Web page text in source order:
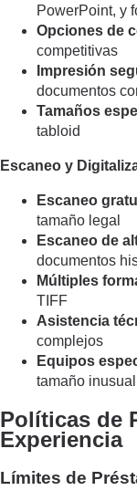
PowerPoint, y
Opciones de
competitivas
Impresión
documentos
Tamaños
tabloid
Escaneo y
Escaneo
tamaño legal
Escaneo de
documentos
Múltiples
TIFF
Asistencia
complejos
Equipos
tamaño inusual
Políticas de
Experiencia
Límites de